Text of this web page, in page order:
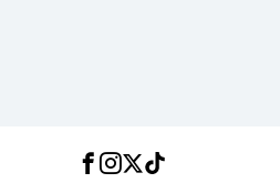
Facebook
Instagram
Twitter
TikTok